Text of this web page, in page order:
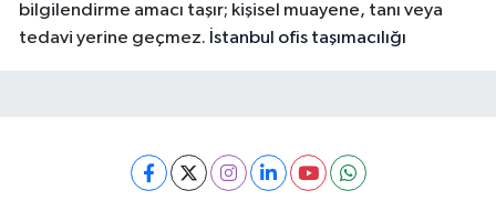
bilgilendirme amacı taşır; kişisel muayene, tanı veya
tedavi yerine geçmez. İstanbul ofis taşımacılığı